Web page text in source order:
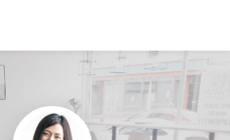
お問い合わせ